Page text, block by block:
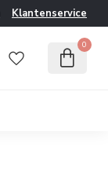
Klantenservice
0